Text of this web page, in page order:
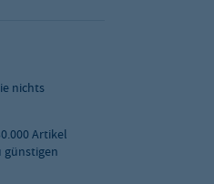
nichts
Artikel
günstigen